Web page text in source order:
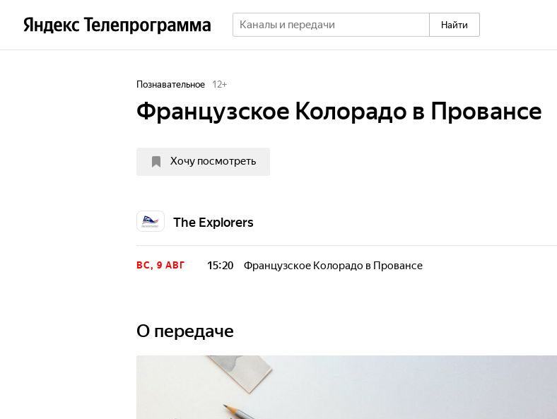
Найти
Познавательное 12+
Французское Колорадо в Провансе
Хочу посмотреть
The Explorers
ВС, 9 АВГ 15:20 Французское Колорадо в Провансе
О передаче